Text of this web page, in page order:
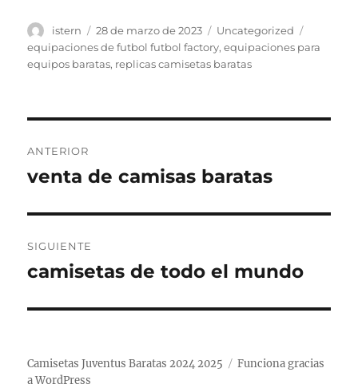
Autor
istern
Publicado
el
28 de marzo de 2023 Categorías
Uncategorized
equipaciones de futbol futbol factory,equipaciones para
equipos baratas, replicas camisetas baratas
de
ANTERIOR
Entrada
venta de camisas baratas
SIGUIENTE
Entrada
camisetas de todo el mundo
Camisetas Juventus Baratas 2024 2025
Funciona gracias
a WordPress